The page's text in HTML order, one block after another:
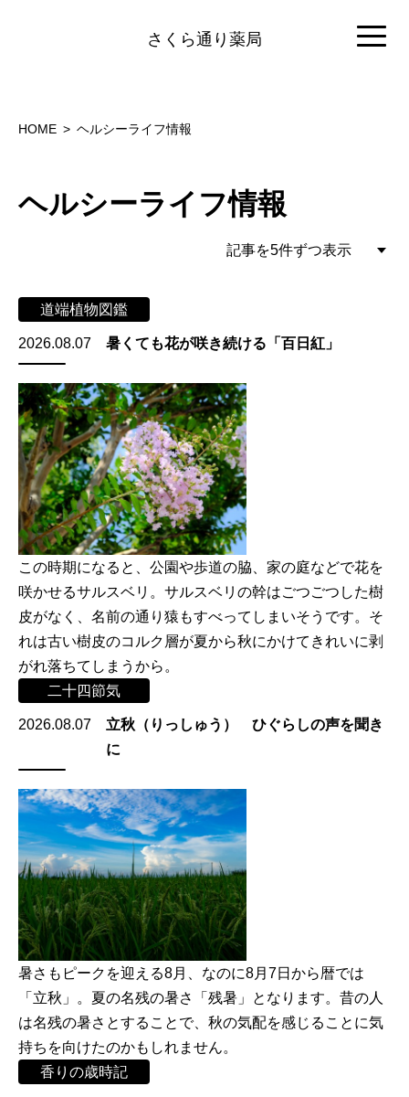
さくら通り薬局
HOME ヘルシーライフ情報
ヘルシーライフ情報
道端植物図鑑
2026.08.07 暑くても花が咲き続ける「百日紅」
この時期になると、公園や歩道の脇、家の庭などで花を
咲かせるサルスベリ。サルスベリの幹はごつごつした樹
皮がなく、名前の通り猿もすべってしまいそうです。そ
れは古い樹皮のコルク層が夏から秋にかけてきれいに剥
がれ落ちてしまうから。
二十四節気
2026.08.07
立秋（りっしゅう） ひぐらしの声を聞き
に
暑さもピークを迎える8月、なのに8月7日から暦では
「立秋」。夏の名残の暑さ「残暑」となります。昔の人
は名残の暑さとすることで、秋の気配を感じることに気
持ちを向けたのかもしれません。
香りの歳時記